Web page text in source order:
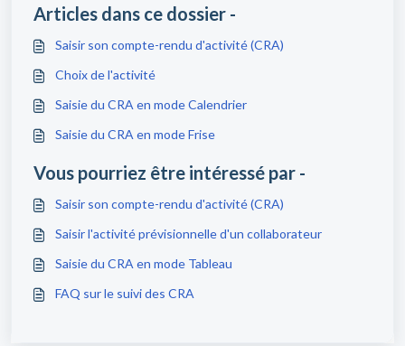
Articles dans ce dossier -
Saisir son compte-rendu d'activité (CRA)
Choix de l'activité
Saisie du CRA en mode Calendrier
Saisie du CRA en mode Frise
Vous pourriez être intéressé par -
Saisir son compte-rendu d'activité (CRA)
Saisir l'activité prévisionnelle d'un collaborateur
Saisie du CRA en mode Tableau
FAQ sur le suivi des CRA